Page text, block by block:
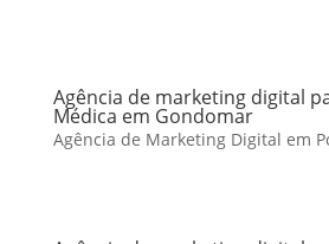
Agência de marketing digital
Médica em Gondomar
Agência de Marketing Digital em